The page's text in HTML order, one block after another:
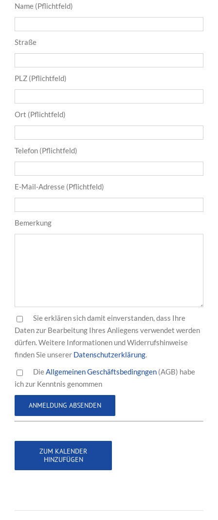
Name (Pflichtfeld)
Straße
PLZ (Pflichtfeld)
Ort (Pflichtfeld)
Telefon (Pflichtfeld)
E-Mail-Adresse (Pflichtfeld)
Bemerkung
Sie erklären sich damit einverstanden, dass Ihre
Daten zur Bearbeitung Ihres Anliegens verwendet werden
dürfen. Weitere Informationen und Widerrufshinweise
finden Sie unserer Datenschutzerklärung.
DieAllgemeinen Geschäftsbedingngen (AGB) habe
ich zur Kenntnis genommen
ZUM KALENDER
HINZUFÜGEN